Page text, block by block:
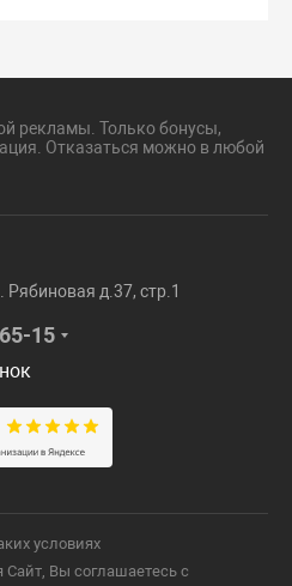
рекламы. Только бонусы,
Отказаться можно в любой
Рябиновая д.37, стр.1
15
условиях
Вы соглашаетесь с